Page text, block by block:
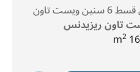
تاون ريزيدنس
2